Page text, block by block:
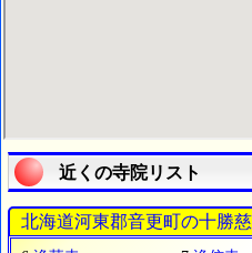
近くの寺院リスト
北海道河東郡音更町の十勝